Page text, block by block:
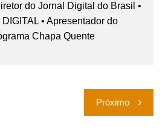
do Jornal Digital do Brasil •
DIGITAL • Apresentador do
Chapa Quente
Próximo